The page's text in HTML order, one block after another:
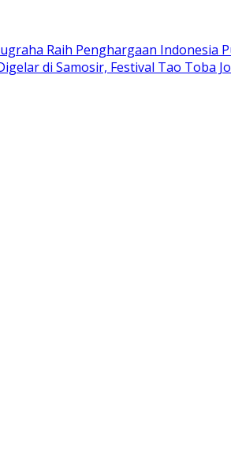
Raih Penghargaan Indonesia
di Samosir, Festival Tao Toba